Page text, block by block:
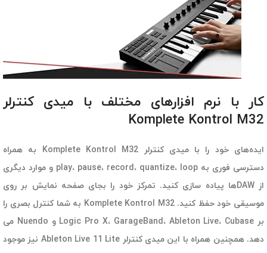
کار با نرم افزارهای مختلف با میدی کنترلر
Komplete Kontrol M32
ایده‌های خود را بامیدی کنترلر
Komplete Kontrol M32 به همراه
دسترسی فوری به play، pause، record، quantize، loop و موارد دیگری
از DAWها پیاده سازی کنید. تمرکز خود را بجای صفحه نمایش بر روی
موسیقی خود حفظ کنید. Komplete Kontrol M32 به شما کنترل بصری را
بر Logic Pro X، GarageBand، Ableton Live، Cubase و Nuendo می
دهد. همچنین همراه با این میدی کنترلر Ableton Live 11 Lite نیز موجود